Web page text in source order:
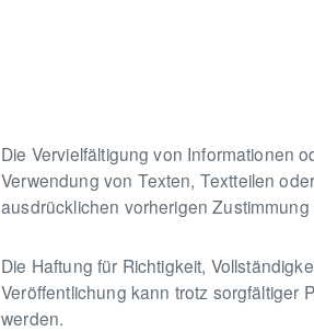
Die Vervielfältigung von Informationen
Verwendung von Texten, Textteilen
ausdrücklichen vorherigen
Die Haftung für Richtigkeit,
Veröffentlichung kann trotz sorgfältiger
werden.